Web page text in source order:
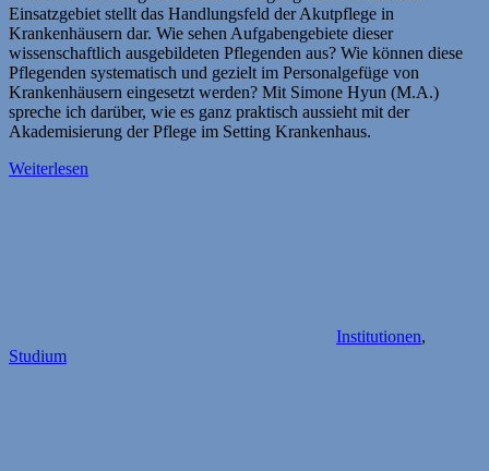
Einsatzgebiet stellt das Handlungsfeld der Akutpflege in
Krankenhäusern dar. Wie sehen Aufgabengebiete dieser
wissenschaftlich ausgebildeten Pflegenden aus? Wie können diese
Pflegenden systematisch und gezielt im Personalgefüge von
Krankenhäusern eingesetzt werden? Mit Simone Hyun (M.A.)
spreche ich darüber, wie es ganz praktisch aussieht mit der
Akademisierung der Pflege im Setting Krankenhaus.
Weiterlesen
Institutionen,
Studium